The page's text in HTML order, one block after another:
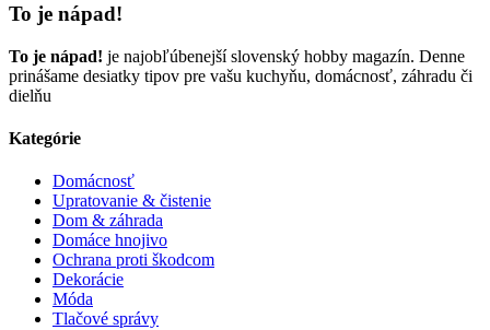
To je nápad!
To je nápad! je najobľúbenejší slovenský hobby magazín. Denne
prinášame desiatky tipov pre vašu kuchyňu, domácnosť, záhradu či
dielňu
Kategórie
Domácnosť
Upratovanie & čistenie
Dom & záhrada
Domáce hnojivo
Ochrana proti škodcom
Dekorácie
Móda
Tlačové správy